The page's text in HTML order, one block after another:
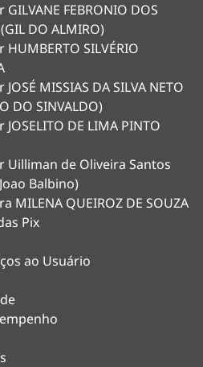
FEBRONIO DOS
DO ALMIRO)
SILVÉRIO
MISSIAS DA SILVA NETO
DO SINVALDO)
DE LIMA PINTO
Uilliman de Oliveira Santos
Balbino)
MILENA QUEIROZ DE SOUZA
Pix
ao Usuário